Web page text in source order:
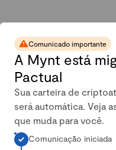
A carteira
Comunicado importante
A Mynt está
Pactual
Sua carteira de
será automática. Veja
que muda para você.
Comunicação iniciada